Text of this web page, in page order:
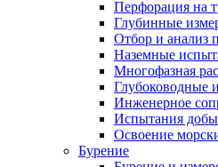
Перфорация на
Глубинные
Отбор и анализ
Наземные
Многофазная
Глубоководные
Инженерное
Испытания
Освоение
Бурение